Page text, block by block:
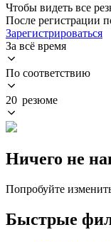
Чтобы видеть все
После регистрации
Зарегистрироваться
За всё время
По соответствию
20 резюме
Ничего не
Попробуйте
Быстрые